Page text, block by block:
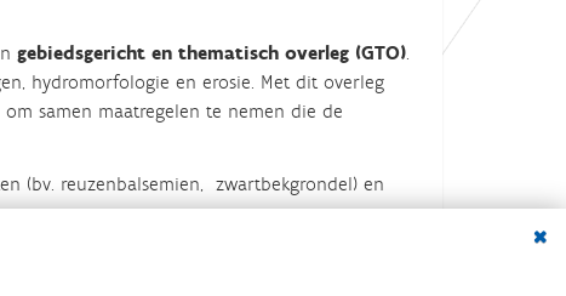
gebiedsgericht en thematisch overleg (GTO).
hydromorfologie en erosie. Met dit overleg
samen maatregelen te nemen die de
(bv. reuzenbalsemien, zwartbekgrondel) en
soorten.